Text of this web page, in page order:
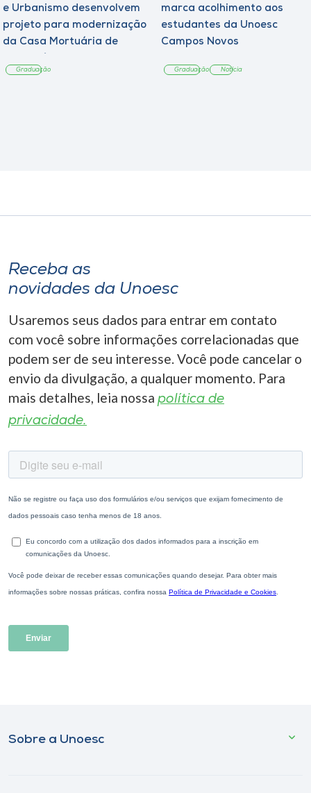
e Urbanismo desenvolvem
projeto para modernização
da Casa Mortuária de
Graduação
marca acolhimento aos
estudantes da Unoesc
Campos Novos
Graduação Notícia
Receba as
novidades da Unoesc
Usaremos seus dados para entrar em contato
com você sobre informações correlacionadas que
podem ser de seu interesse. Você pode cancelar o
envio da divulgação, a qualquer momento. Para
mais detalhes, leia nossa política de
privacidade.
Sobre a Unoesc